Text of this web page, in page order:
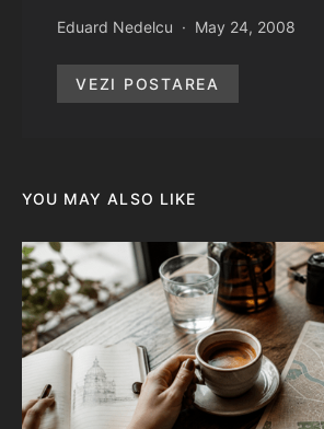
Eduard Nedelcu May 24, 2008
VEZI POSTAREA
YOU MAY ALSO LIKE